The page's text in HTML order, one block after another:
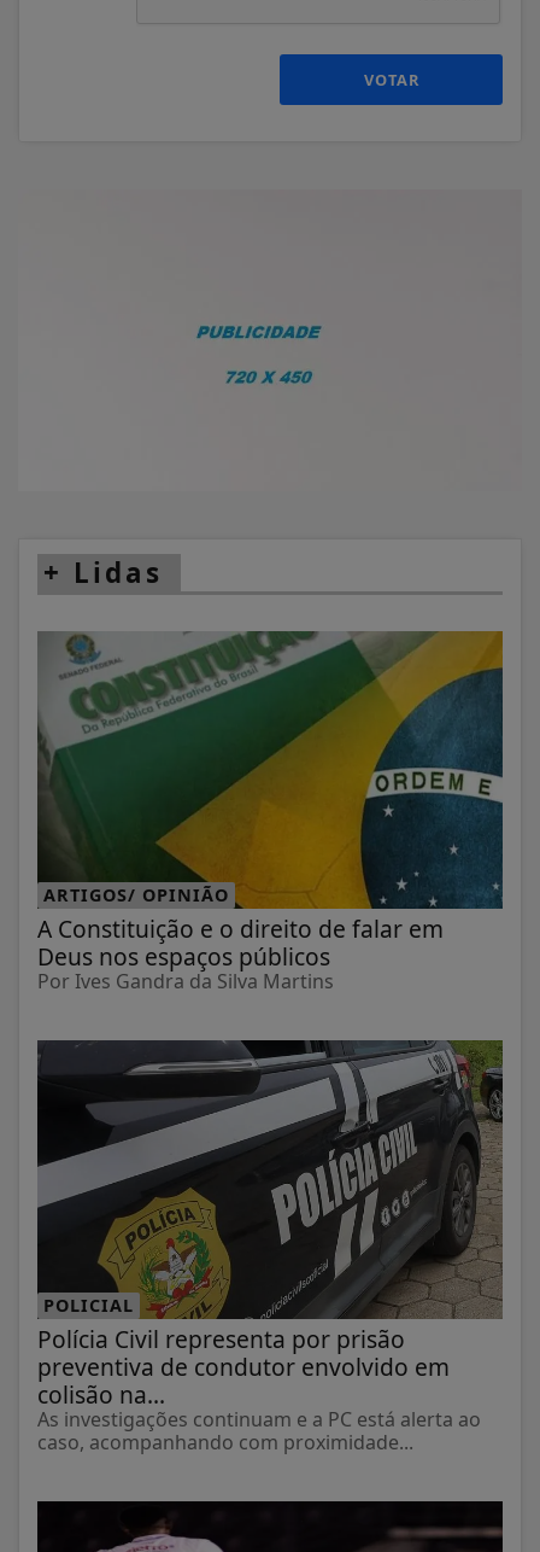
VOTAR
+ Lidas
ARTIGOS/ OPINIÃO
A Constituição e o direito de falar em
Deus nos espaços públicos
Por Ives Gandra da Silva Martins
POLICIAL
Polícia Civil representa por prisão
preventiva de condutor envolvido em
colisão na...
As investigações continuam e a PC está alerta ao
caso, acompanhando com proximidade...